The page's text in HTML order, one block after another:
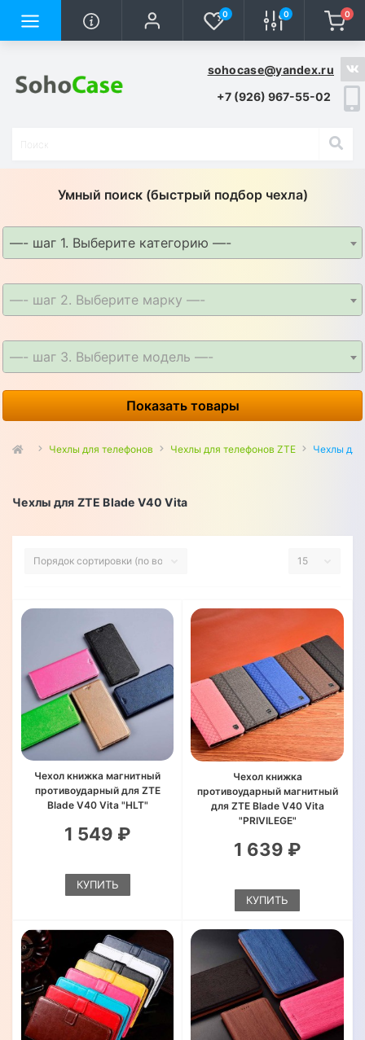
0 0 0
sohocase@yandex.ru
+7 (926) 967-55-02
Умный поиск (быстрый подбор чехла)
—- шаг 1. Выберите категорию —-
—- шаг 2. Выберите марку —-
—- шаг 3. Выберите модель —-
Показать товары
Чехлы для телефонов Чехлы для телефонов ZTE Чехлы
Чехлы для ZTE Blade V40 Vita
Чехол книжка магнитный
противоударный для ZTE
Blade V40 Vita "HLT"
1 549 ₽
КУПИТЬ
Чехол книжка
противоударный магнитный
для ZTE Blade V40 Vita
"PRIVILEGE"
1 639 ₽
КУПИТЬ